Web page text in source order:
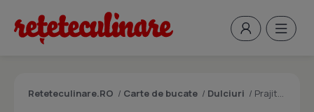
Reteteculinare.RO / Carte de bucate / Dulciuri / Prajitura cu Ricotta